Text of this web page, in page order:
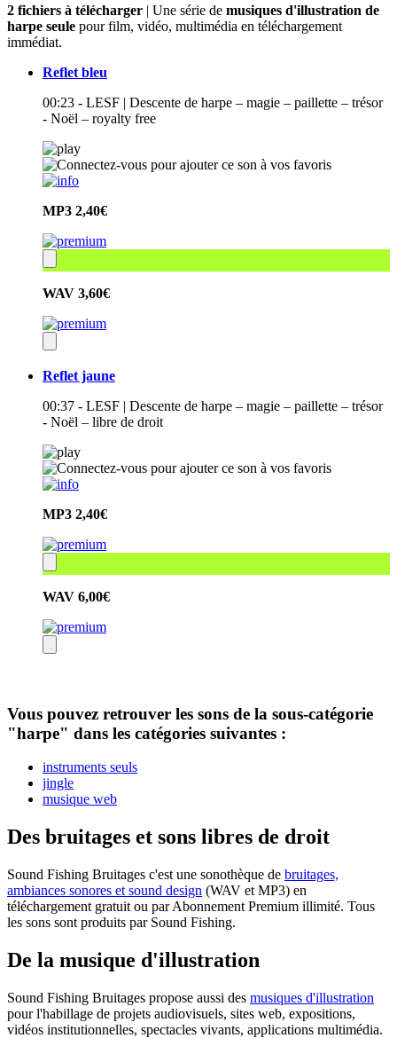
2 fichiers à télécharger | Une série de musiques d'illustration de
harpe seule pour film, vidéo, multimédia en téléchargement
immédiat.
Reflet bleu
00:23 - LESF | Descente de harpe – magie – paillette – trésor
- Noël – royalty free
MP3 2,40€
WAV 3,60€
Reflet jaune
00:37 - LESF | Descente de harpe – magie – paillette – trésor
- Noël – libre de droit
MP3 2,40€
WAV 6,00€
Vous pouvez retrouver les sons de la sous-catégorie
"harpe" dans les catégories suivantes :
instruments seuls
jingle
musique web
Des bruitages et sons libres de droit
Sound Fishing Bruitages c'est une sonothèque de bruitages,
ambiances sonores et sound design (WAV et MP3) en
téléchargement gratuit ou par Abonnement Premium illimité. Tous
les sons sont produits par Sound Fishing.
De la musique d'illustration
Sound Fishing Bruitages propose aussi des musiques d'illustration
pour l'habillage de projets audiovisuels, sites web, expositions,
vidéos institutionnelles, spectacles vivants, applications multimédia.